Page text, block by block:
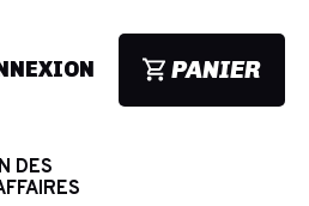
PANIER
DES